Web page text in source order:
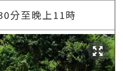
分至晚上11時